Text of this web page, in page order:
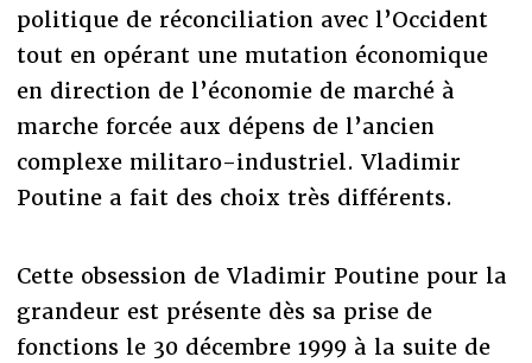
politique de réconciliation avec l’Occident
tout en opérant une mutation économique
en direction de l’économie de marché à
marche forcée aux dépens de l’ancien
complexe militaro-industriel. Vladimir
Poutine a fait des choix très différents.
Cette obsession de Vladimir Poutine pour la
grandeur est présente dès sa prise de
fonctions le 30 décembre 1999 à la suite de